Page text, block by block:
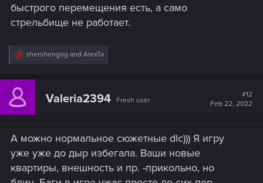
быстрого перемещения есть, а само
стрельбище не работает.
R
c
i
:
shershengog and AlexTa
Valeria2394 Fresh user
#12
Feb 22, 2022
А можно нормальное сюжетные dlc))) Я игру
уже уже до дыр избегала. Ваши новые
квартиры, внешность и пр. -прикольно, но